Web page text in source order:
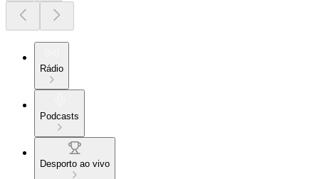
Rádio
Podcasts
Desporto ao vivo